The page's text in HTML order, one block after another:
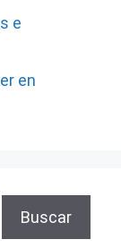
e
en
Buscar